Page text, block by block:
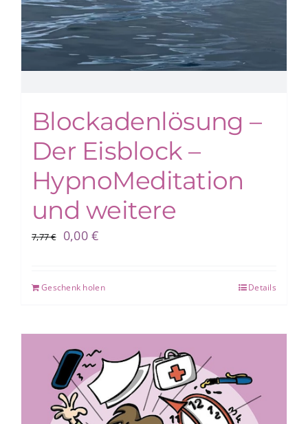
Blockadenlösung –
Der Eisblock –
HypnoMeditation
und weitere
7,77€
Ursprünglicher
0,00€Aktueller
Geschenk holen Details